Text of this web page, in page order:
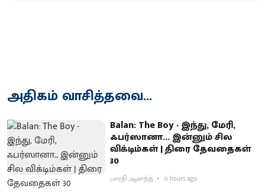
அதிகம் வாசித்தவை...
Balan: The Boy - இந்து, மேரி,
ஃபர்ஸானா... இன்னும் சில
விக்டிம்கள் | திரை தேவதைகள்
30
பாரதி ஆனந்த் 15 hours ago